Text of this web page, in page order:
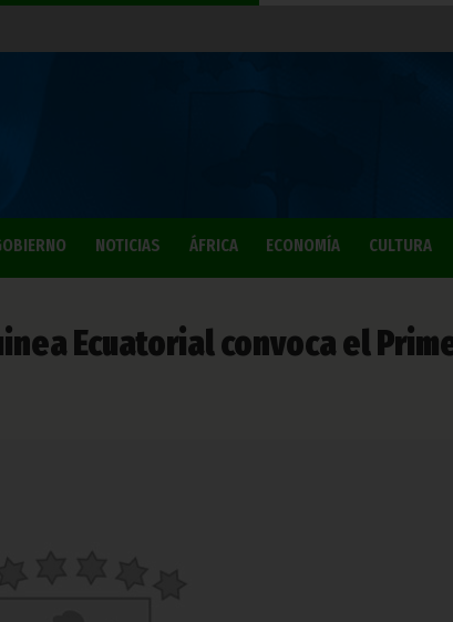
NOTICIAS ÁFRICA ECONOMÍA CULTURA
Ecuatorial convoca el